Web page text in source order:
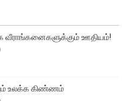
வீராங்கனைகளுக்கும் ஊதியம்!
உலக்க கிண்ணம்